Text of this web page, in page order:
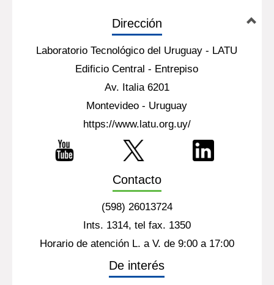
Dirección
Laboratorio Tecnológico del Uruguay - LATU
Edificio Central - Entrepiso
Av. Italia 6201
Montevideo - Uruguay
https://www.latu.org.uy/
Contacto
(598) 26013724
Ints. 1314, tel fax. 1350
Horario de atención L. a V. de 9:00 a 17:00
De interés